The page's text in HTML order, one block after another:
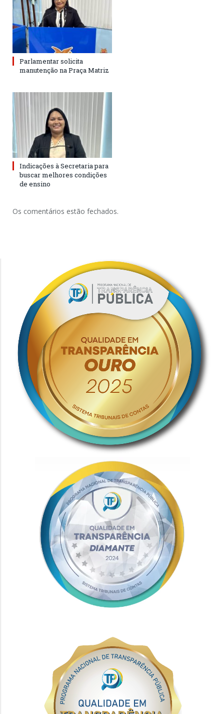
Parlamentar solicita
manutenção na Praça Matriz
Indicações à Secretaria para
buscar melhores condições
de ensino
Os comentários estão fechados.